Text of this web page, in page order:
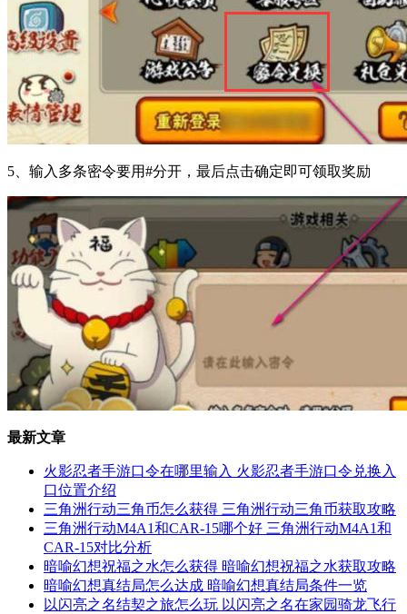
5、输入多条密令要用#分开，最后点击确定即可领取奖励
最新文章
火影忍者手游口令在哪里输入 火影忍者手游口令兑换入
口位置介绍
三角洲行动三角币怎么获得 三角洲行动三角币获取攻略
三角洲行动M4A1和CAR-15哪个好 三角洲行动M4A1和
CAR-15对比分析
暗喻幻想祝福之水怎么获得 暗喻幻想祝福之水获取攻略
暗喻幻想真结局怎么达成 暗喻幻想真结局条件一览
以闪亮之名结契之旅怎么玩 以闪亮之名在家园骑龙飞行